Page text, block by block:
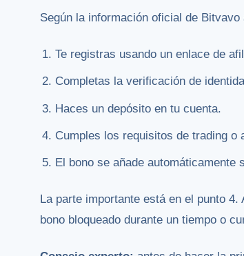
Según la información oficial de Bitvavo
Te registras usando un enlace de
Completas la verificación de
Haces un depósito en tu cuenta.
Cumples los requisitos de trading o
El bono se añade automáticamente
La parte importante está en el punto
bono bloqueado durante un tiempo o